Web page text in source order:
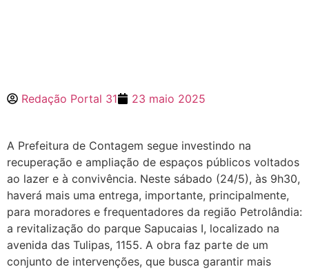
Redação Portal 31 23 maio 2025
A Prefeitura de Contagem segue investindo na
recuperação e ampliação de espaços públicos voltados
ao lazer e à convivência. Neste sábado (24/5), às 9h30,
haverá mais uma entrega, importante, principalmente,
para moradores e frequentadores da região Petrolândia:
a revitalização do parque Sapucaias I, localizado na
avenida das Tulipas, 1155. A obra faz parte de um
conjunto de intervenções, que busca garantir mais